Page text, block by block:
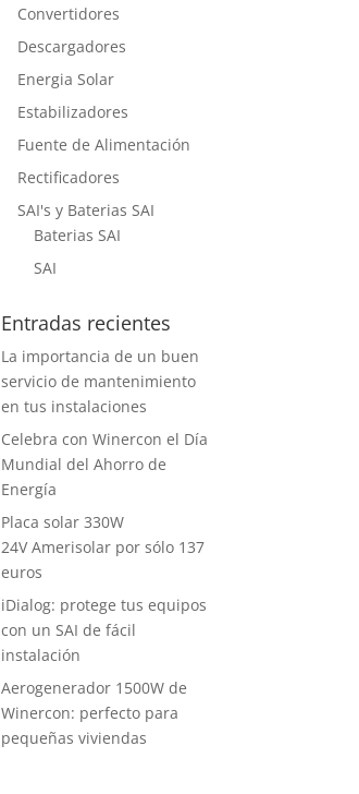
Convertidores
Descargadores
Energia Solar
Estabilizadores
Fuente de Alimentación
Rectificadores
SAI's y Baterias SAI
Baterias SAI
SAI
Entradas recientes
La importancia de un buen
servicio de mantenimiento
en tus instalaciones
Celebra con Winercon el Día
Mundial del Ahorro de
Energía
Placa solar 330W
24V Amerisolar por sólo 137
euros
iDialog: protege tus equipos
con un SAI de fácil
instalación
Aerogenerador 1500W de
Winercon: perfecto para
pequeñas viviendas